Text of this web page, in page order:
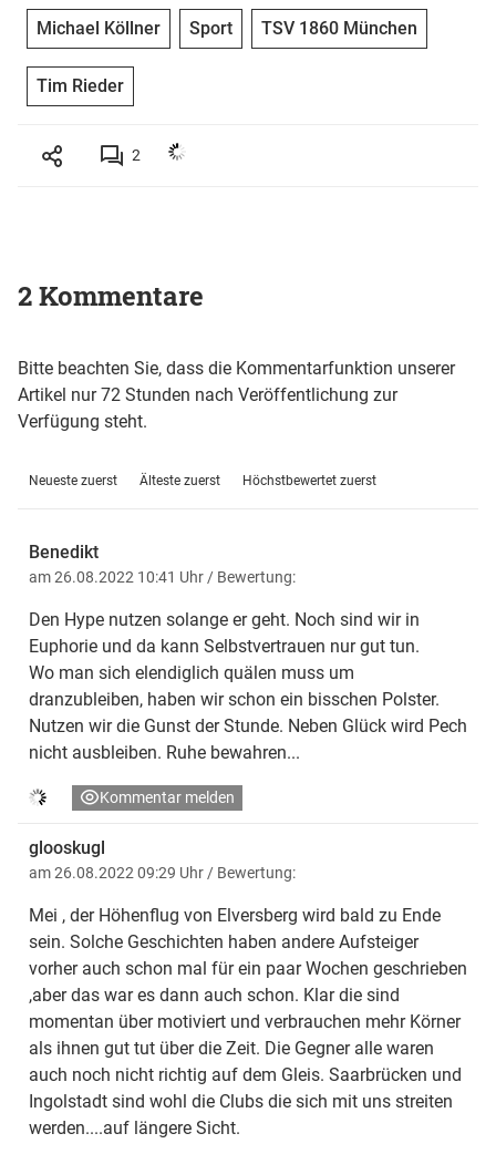
Michael Köllner Sport TSV 1860 München
Tim Rieder
2
2 Kommentare
Bitte beachten Sie, dass die Kommentarfunktion unserer
Artikel nur 72 Stunden nach Veröffentlichung zur
Verfügung steht.
Neueste zuerst Älteste zuerst Höchstbewertet zuerst
Benedikt
am 26.08.2022 10:41 Uhr/ Bewertung:
Den Hype nutzen solange er geht. Noch sind wir in
Euphorie und da kann Selbstvertrauen nur gut tun.
Wo man sich elendiglich quälen muss um
dranzubleiben, haben wir schon ein bisschen Polster.
Nutzen wir die Gunst der Stunde. Neben Glück wird Pech
nicht ausbleiben. Ruhe bewahren...
Kommentar melden
glooskugl
am 26.08.2022 09:29 Uhr/ Bewertung:
Mei , der Höhenflug von Elversberg wird bald zu Ende
sein. Solche Geschichten haben andere Aufsteiger
vorher auch schon mal für ein paar Wochen geschrieben
,aber das war es dann auch schon. Klar die sind
momentan über motiviert und verbrauchen mehr Körner
als ihnen gut tut über die Zeit. Die Gegner alle waren
auch noch nicht richtig auf dem Gleis. Saarbrücken und
Ingolstadt sind wohl die Clubs die sich mit uns streiten
werden....auf längere Sicht.